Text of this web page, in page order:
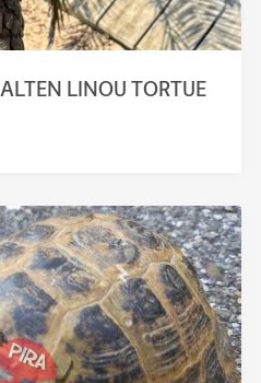
LINOU TORTUE